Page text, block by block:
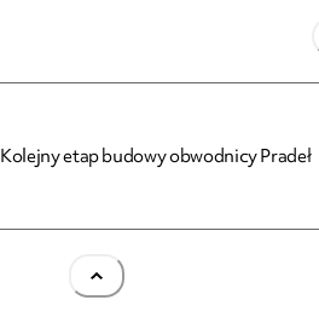
Kolejny etap budowy obwodnicy Pradeł